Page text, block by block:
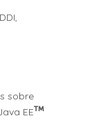
sobre
EE